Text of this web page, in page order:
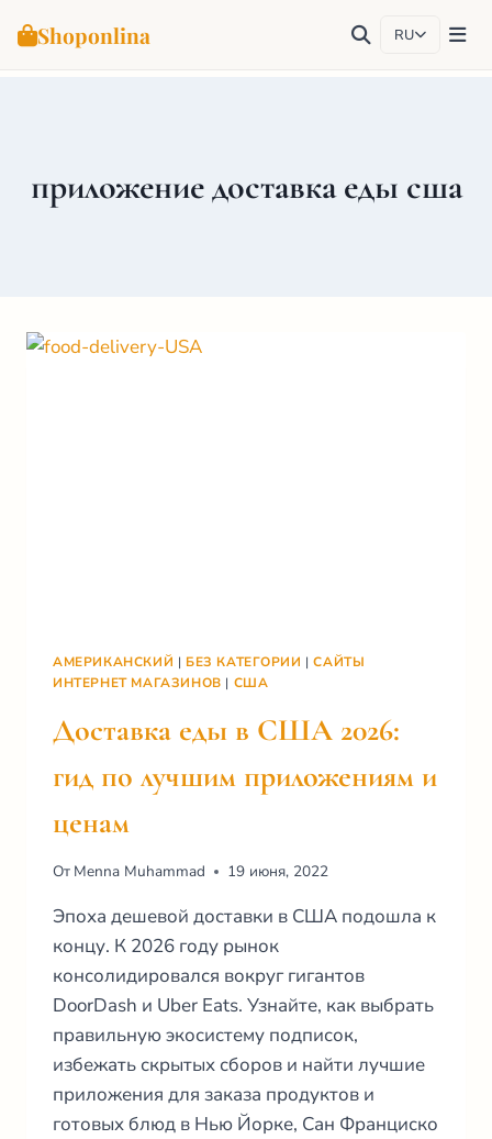
Shoponlina RU
приложение доставка еды сша
АМЕРИКАНСКИЙ | БЕЗ КАТЕГОРИИ |САЙТЫ
ИНТЕРНЕТ МАГАЗИНОВ | США
Доставка еды в США 2026:
гид по лучшим приложениям и
ценам
От Menna Muhammad 19 июня, 2022
Эпоха дешевой доставки в США подошла к
концу. К 2026 году рынок
консолидировался вокруг гигантов
DoorDash и Uber Eats. Узнайте, как выбрать
правильную экосистему подписок,
избежать скрытых сборов и найти лучшие
приложения для заказа продуктов и
готовых блюд в Нью Йорке, Сан Франциско